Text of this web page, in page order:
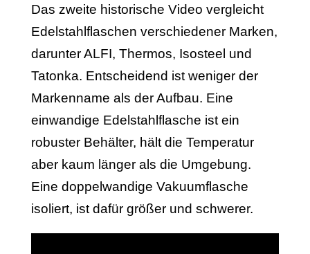
Das zweite historische Video vergleicht
Edelstahlflaschen verschiedener Marken,
darunter ALFI, Thermos, Isosteel und
Tatonka. Entscheidend ist weniger der
Markenname als der Aufbau. Eine
einwandige Edelstahlflasche ist ein
robuster Behälter, hält die Temperatur
aber kaum länger als die Umgebung.
Eine doppelwandige Vakuumflasche
isoliert, ist dafür größer und schwerer.